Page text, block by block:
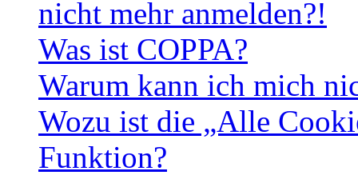
nicht mehr anmelden?!
Was ist COPPA?
Warum kann ich mich
Wozu ist die „Alle
Funktion?